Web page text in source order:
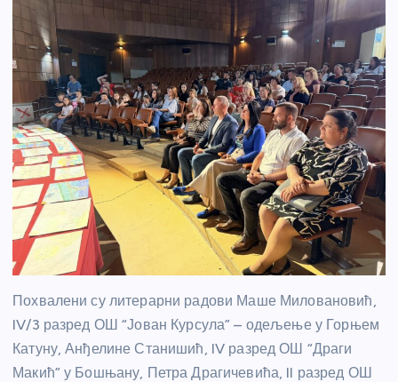
Похвалени су литерарни радови Маше Миловановић,
IV/3 разред ОШ “Јован Курсула” – одељење у Горњем
Катуну, Анђелине Станишић, IV разред ОШ “Драги
Макић” у Бошњану, Петра Драгичевића, II разред ОШ